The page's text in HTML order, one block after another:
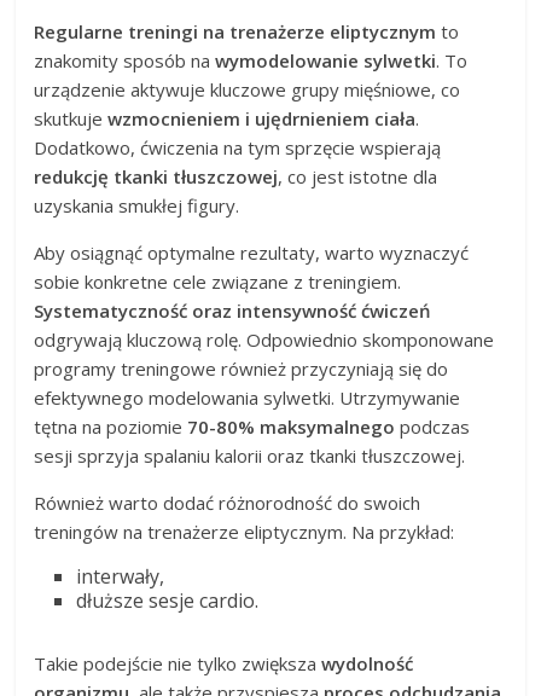
Regularne treningi na trenażerze eliptycznym to
znakomity sposób nawymodelowanie sylwetki. To
urządzenie aktywuje kluczowe grupy mięśniowe, co
skutkujewzmocnieniem i ujędrnieniem ciała.
Dodatkowo, ćwiczenia na tym sprzęcie wspierają
redukcję tkanki tłuszczowej, co jest istotne dla
uzyskania smukłej figury.
Aby osiągnąć optymalne rezultaty, warto wyznaczyć
sobie konkretne cele związane z treningiem.
Systematyczność oraz intensywność ćwiczeń
odgrywają kluczową rolę. Odpowiednio skomponowane
programy treningowe również przyczyniają się do
efektywnego modelowania sylwetki. Utrzymywanie
tętna na poziomie 70-80% maksymalnego podczas
sesji sprzyja spalaniu kalorii oraz tkanki tłuszczowej.
Również warto dodać różnorodność do swoich
treningów na trenażerze eliptycznym. Na przykład:
interwały,
dłuższe sesje cardio.
Takie podejście nie tylko zwiększawydolność